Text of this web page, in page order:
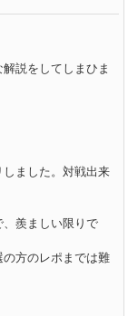
説をしてしまひま
ました。対戦出来
羨ましい限りで
方のレポまでは難